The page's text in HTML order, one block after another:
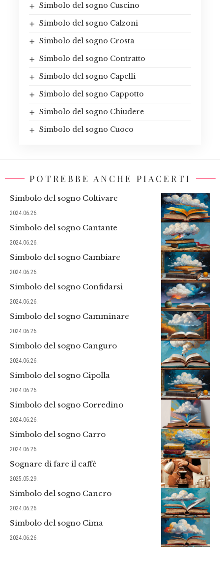
Simbolo del sogno Cuscino
Simbolo del sogno Calzoni
Simbolo del sogno Crosta
Simbolo del sogno Contratto
Simbolo del sogno Capelli
Simbolo del sogno Cappotto
Simbolo del sogno Chiudere
Simbolo del sogno Cuoco
POTREBBE ANCHE PIACERTI
Simbolo del sogno Coltivare
2024.06.26.
Simbolo del sogno Cantante
2024.06.26.
Simbolo del sogno Cambiare
2024.06.26.
Simbolo del sogno Confidarsi
2024.06.26.
Simbolo del sogno Camminare
2024.06.26.
Simbolo del sogno Canguro
2024.06.26.
Simbolo del sogno Cipolla
2024.06.26.
Simbolo del sogno Corredino
2024.06.26.
Simbolo del sogno Carro
2024.06.26.
Sognare di fare il caffè
2025.05.29.
Simbolo del sogno Cancro
2024.06.26.
Simbolo del sogno Cima
2024.06.26.